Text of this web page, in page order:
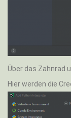
Über das Zahnrad
Hier werden die